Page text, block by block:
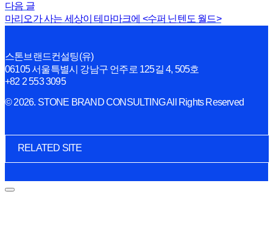
다음 글
마리오가 사는 세상이 테마마크에 <수퍼 닌텐도 월드>
스톤브랜드컨설팅(유)
06105 서울특별시 강남구 언주로 125길 4, 505호
+82 2 553 3095
© 2026. STONE BRAND CONSULTING All Rights Reserved
RELATED SITE